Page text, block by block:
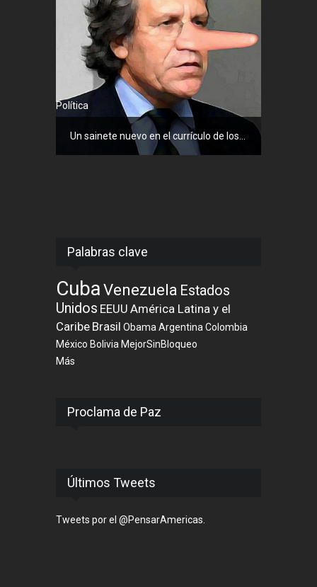
Política
Un sainete nuevo en el currículo de los...
Palabras clave
CubaVenezuela Estados
Unidos EEUU América Latina y el
Caribe Brasil Obama Argentina Colombia
México Bolivia MejorSinBloqueo
Más
Proclama de Paz
Últimos Tweets
Tweets por el @PensarAmericas.